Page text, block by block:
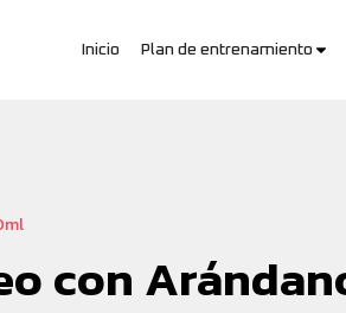
Inicio Plan de entrenamiento
con